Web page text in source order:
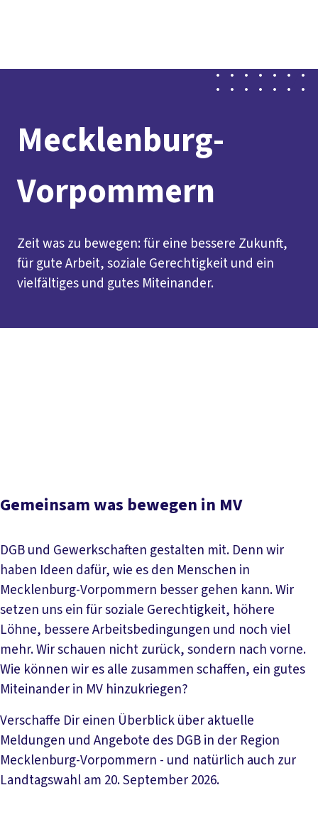
Service
Mitmachen
Mecklenburg-
Vorpommern
Zeit was zu bewegen: für eine bessere Zukunft,
für gute Arbeit, soziale Gerechtigkeit und ein
vielfältiges und gutes Miteinander.
Gemeinsam was bewegen in MV
DGB und Gewerkschaften gestalten mit. Denn wir
haben Ideen dafür, wie es den Menschen in
Mecklenburg-Vorpommern besser gehen kann. Wir
setzen uns ein für soziale Gerechtigkeit, höhere
Löhne, bessere Arbeitsbedingungen und noch viel
mehr. Wir schauen nicht zurück, sondern nach vorne.
Wie können wir es alle zusammen schaffen, ein gutes
Miteinander in MV hinzukriegen?
Verschaffe Dir einen Überblick über aktuelle
Meldungen und Angebote des DGB in der Region
Mecklenburg-Vorpommern - und natürlich auch zur
Landtagswahl am 20. September 2026.